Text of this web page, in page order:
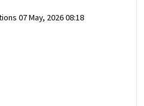
07 May, 2026 08:18